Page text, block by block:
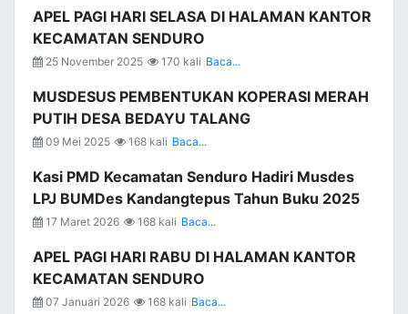
APEL PAGI HARI SELASA DI HALAMAN KANTOR
KECAMATAN SENDURO
25 November 2025 170 kali Baca...
MUSDESUS PEMBENTUKAN KOPERASI MERAH
PUTIH DESA BEDAYU TALANG
09 Mei 2025 168 kali Baca...
Kasi PMD Kecamatan Senduro Hadiri Musdes
LPJ BUMDes Kandangtepus Tahun Buku 2025
17 Maret 2026 168 kali Baca...
APEL PAGI HARI RABU DI HALAMAN KANTOR
KECAMATAN SENDURO
07 Januari 2026 168 kali Baca...